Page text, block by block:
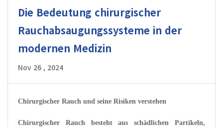
Die Bedeutung chirurgischer
Rauchabsaugungssysteme in der
modernen Medizin
Nov 26 , 2024
Chirurgischer Rauch und seine Risiken verstehen
Chirurgischer Rauch besteht aus schädlichen Partikeln,